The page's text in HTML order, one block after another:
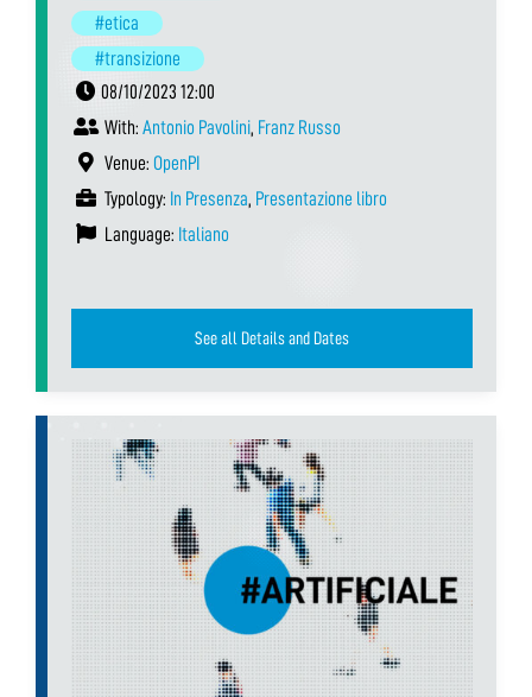
#etica
#transizione
08/10/2023 12:00
With: Antonio Pavolini, Franz Russo
Venue: OpenPI
Typology: In Presenza, Presentazione libro
Language: Italiano
See all Details and Dates